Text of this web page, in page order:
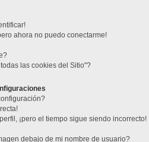
ahora no puedo conectarme!
las cookies del Sitio"?
¡pero el tiempo sigue siendo incorrecto!
debajo de mi nombre de usuario?